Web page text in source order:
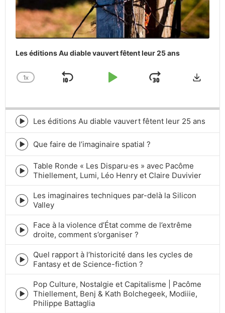
Les éditions Au diable vauvert fêtent leur 25 ans
CHANGE
1X
SKIP
PLAY
JUMP
Episode
play
icon
Les éditions Au diable vauvert fêtent leur 25 ans
Episode
play
icon
Que faire de l’imaginaire spatial ?
Episode
play
icon
Table Ronde « Les Disparu·es » avec Pacôme
Thiellement, Lumi, Léo Henry et Claire Duvivier
Episode
play
icon
Les imaginaires techniques par-delà la Silicon
Valley
Episode
play
icon
Face à la violence d’État comme de l’extrême
droite, comment s’organiser ?
Episode
play
icon
Quel rapport à l’historicité dans les cycles de
Fantasy et de Science-fiction ?
Episode
play
Pop Culture, Nostalgie et Capitalisme | Pacôme
Thiellement, Benj & Kath Bolchegeek, Modiiie,
Philippe Battaglia